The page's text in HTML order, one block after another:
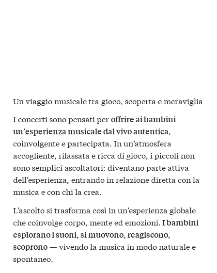
Un viaggio musicale tra gioco, scoperta e meraviglia
I concerti sono pensati peroffrire ai bambini
un’esperienza musicale dal vivo autentica,
coinvolgente e partecipata. In un’atmosfera
accogliente, rilassata e ricca di gioco, i piccoli non
sono semplici ascoltatori: diventano parte attiva
dell’esperienza, entrando in relazione diretta con la
musica e con chi la crea.
L’ascolto si trasforma così in un’esperienza globale
che coinvolge corpo, mente ed emozioni.I bambini
esplorano i suoni, si muovono, reagiscono,
scoprono— vivendo la musica in modo naturale e
spontaneo.